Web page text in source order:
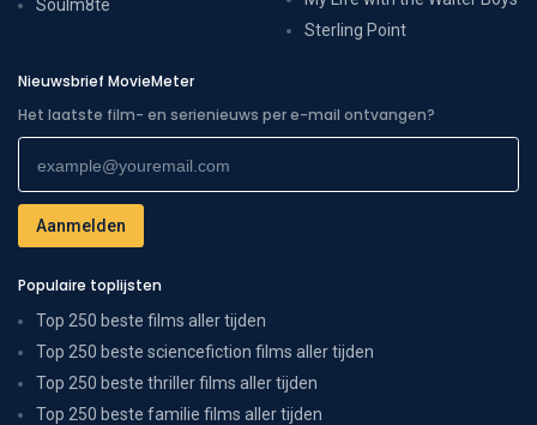
Soulm8te
Sterling Point
Nieuwsbrief MovieMeter
Het laatste film- en serienieuws per e-mail ontvangen?
Populaire toplijsten
Top 250 beste films aller tijden
Top 250 beste sciencefiction films aller tijden
Top 250 beste thriller films aller tijden
Top 250 beste familie films aller tijden